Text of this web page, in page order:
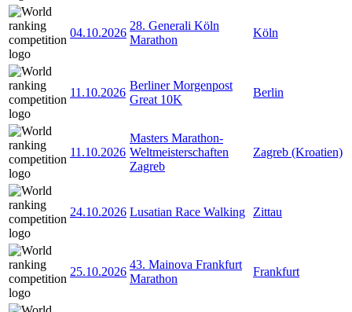
04.10.2026
28. Generali Köln
Marathon
Köln
11.10.2026
Berliner Morgenpost
Great 10K
Berlin
11.10.2026
Masters Marathon-
Weltmeisterschaften
Zagreb
Zagreb (Kroatien)
24.10.2026 Lusatian Race Walking Zittau
25.10.2026
43. Mainova Frankfurt
Marathon
Frankfurt